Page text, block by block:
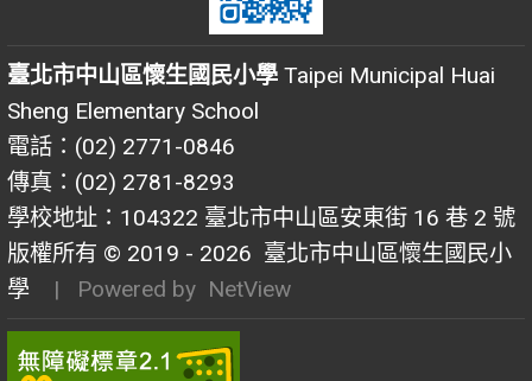
臺北市中山區懷生國民小學 Taipei Municipal Huai
Sheng Elementary School
電話：(02) 2771-0846
傳真：(02) 2781-8293
學校地址：104322 臺北市中山區安東街 16 巷 2 號
版權所有 © 2019 - 2026 臺北市中山區懷生國民小
學
| Powered by NetView